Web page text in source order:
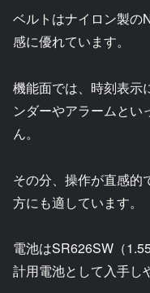
ベルトはナイロン製の
感に優れています。
機能面では、時刻表示
ンダーやアラームとい
ん。
その分、操作が直感的
方にも適しています。
電池はSR626SW（
計用電池として入手し